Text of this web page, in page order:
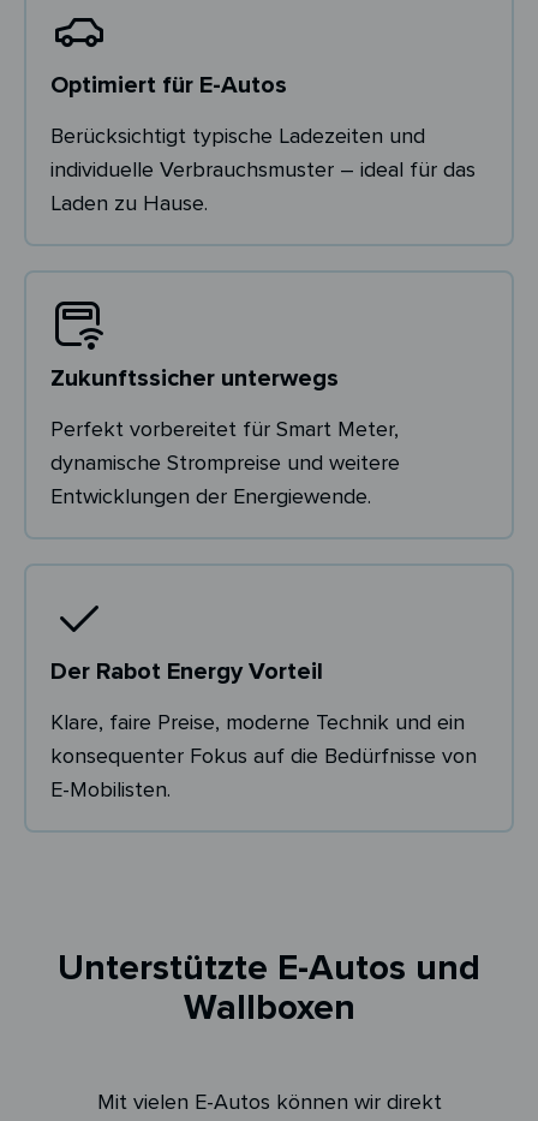
Optimiert für E-Autos
Berücksichtigt typische Ladezeiten und
individuelle Verbrauchsmuster – ideal für das
Laden zu Hause.
Zukunftssicher unterwegs
Perfekt vorbereitet für Smart Meter,
dynamische Strompreise und weitere
Entwicklungen der Energiewende.
Der Rabot Energy Vorteil
Klare, faire Preise, moderne Technik und ein
konsequenter Fokus auf die Bedürfnisse von
E-Mobilisten.
Unterstützte E-Autos und
Wallboxen
Mit vielen E-Autos können wir direkt